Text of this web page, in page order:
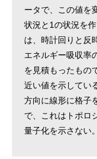
ータで、この値を
状況と1の状況を
は、時計回りと反
エネルギー吸収率
を見積もったもの
近い値を示してい
方向に線形に格子
で、これはトポロ
量子化を示さない。